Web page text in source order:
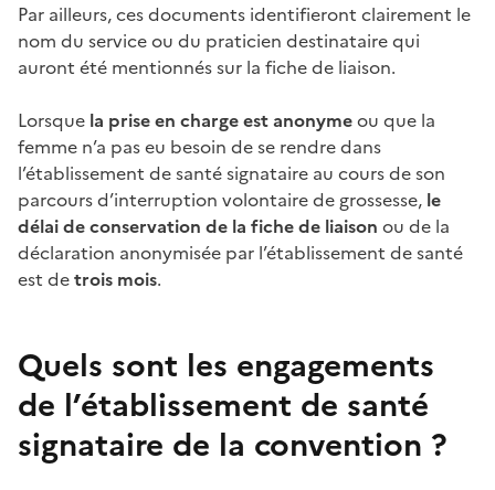
Par ailleurs, ces documents identifieront clairement le
nom du service ou du praticien destinataire qui
auront été mentionnés sur la fiche de liaison.
Lorsque la prise en charge est anonymeou que la
femme n’a pas eu besoin de se rendre dans
l’établissement de santé signataire au cours de son
parcours d’interruption volontaire de grossesse, le
délai de conservation de la fiche de liaison ou de la
déclaration anonymisée par l’établissement de santé
est detrois mois.
Quels sont les engagements
de l’établissement de santé
signataire de la convention ?